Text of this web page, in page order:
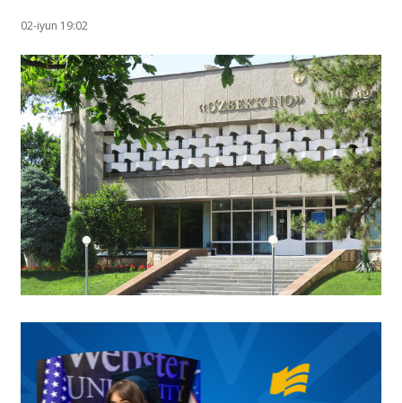
02-iyun 19:02